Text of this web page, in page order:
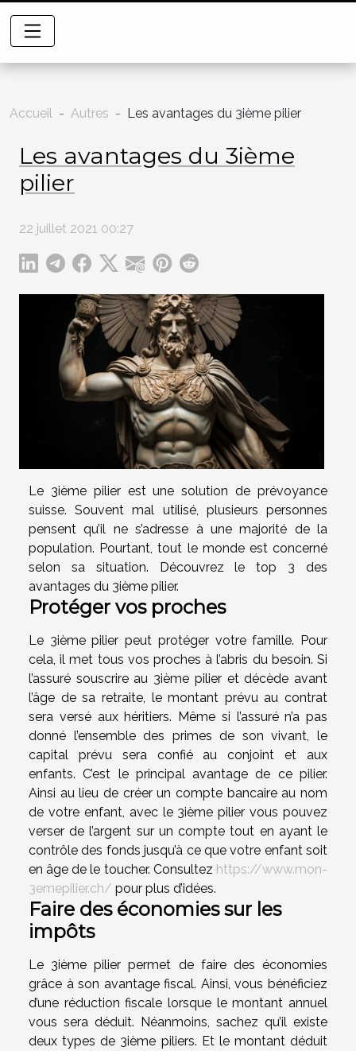
Accueil Autres Les avantages du 3ième pilier
Les avantages du 3ième
pilier
22 juillet 2021 00:27
Le 3ième pilier est une solution de prévoyance
suisse. Souvent mal utilisé, plusieurs personnes
pensent qu’il ne s’adresse à une majorité de la
population. Pourtant, tout le monde est concerné
selon sa situation. Découvrez le top 3 des
avantages du 3ième pilier.
Protéger vos proches
Le 3ième pilier peut protéger votre famille. Pour
cela, il met tous vos proches à l’abris du besoin. Si
l’assuré souscrire au 3ième pilier et décède avant
l’âge de sa retraite, le montant prévu au contrat
sera versé aux héritiers. Même si l’assuré n’a pas
donné l’ensemble des primes de son vivant, le
capital prévu sera confié au conjoint et aux
enfants. C’est le principal avantage de ce pilier.
Ainsi au lieu de créer un compte bancaire au nom
de votre enfant, avec le 3ième pilier vous pouvez
verser de l’argent sur un compte tout en ayant le
contrôle des fonds jusqu’à ce que votre enfant soit
en âge de le toucher. Consultez https://www.mon-
3emepilier.ch/ pour plus d’idées.
Faire des économies sur les
impôts
Le 3ième pilier permet de faire des économies
grâce à son avantage fiscal. Ainsi, vous bénéficiez
d’une réduction fiscale lorsque le montant annuel
vous sera déduit. Néanmoins, sachez qu’il existe
deux types de 3ième piliers. Et le montant déduit